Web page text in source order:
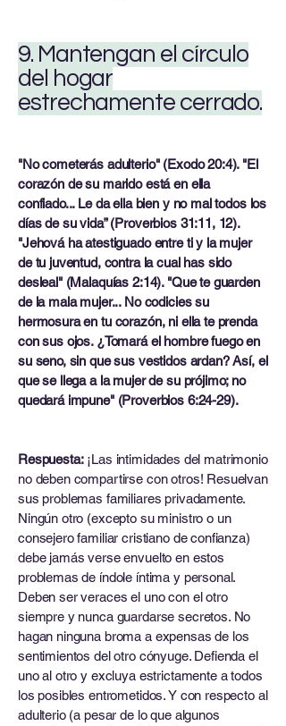
9. Mantengan el círculo
del hogar
estrechamente cerrado.
"No cometerás adulterio" (Exodo 20:4). "El
corazón de su marido está en ella
confiado... Le da ella bien y no mal todos los
días de su vida” (Proverbios 31:11, 12).
"Jehová ha atestiguado entre ti y la mujer
de tu juventud, contra la cual has sido
desleal" (Malaquías 2:14). "Que te guarden
de la mala mujer... No codicies su
hermosura en tu corazón, ni ella te prenda
con sus ojos. ¿Tomará el hombre fuego en
su seno, sin que sus vestidos ardan? Así, el
que se llega a la mujer de su prójimo; no
quedará impune" (Proverbios 6:24-29).
Respuesta:¡Las intimidades del matrimonio
no deben compartirse con otros! Resuelvan
sus problemas familiares privadamente.
Ningún otro (excepto su ministro o un
consejero familiar cristiano de confianza)
debe jamás verse envuelto en estos
problemas de índole íntima y personal.
Deben ser veraces el uno con el otro
siempre y nunca guardarse secretos. No
hagan ninguna broma a expensas de los
sentimientos del otro cónyuge. Defienda el
uno al otro y excluya estrictamente a todos
los posibles entrometidos. Y con respecto al
adulterio (a pesar de lo que algunos